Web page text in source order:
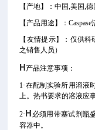
【产地】：中国,美国,德
【产品用途】
：
【 友情提示】：仅供科
之销售人员）
H产品注意事项：
1·在配制实验所用溶液
上。热书要求的溶液应
2·H 必须用带塞试剂瓶
容器中。